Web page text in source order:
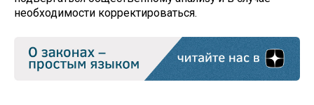
необходимости корректироваться.